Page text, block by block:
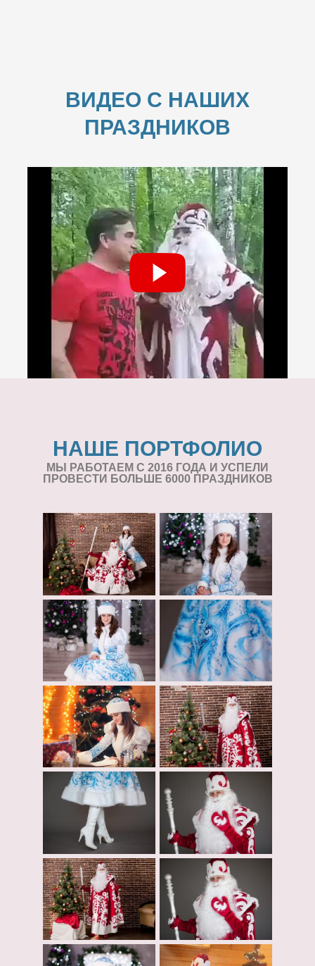
ВИДЕО С НАШИХ
ПРАЗДНИКОВ
НАШЕ ПОРТФОЛИО
МЫ РАБОТАЕМ С 2016 ГОДА И УСПЕЛИ
ПРОВЕСТИ БОЛЬШЕ 6000 ПРАЗДНИКОВ